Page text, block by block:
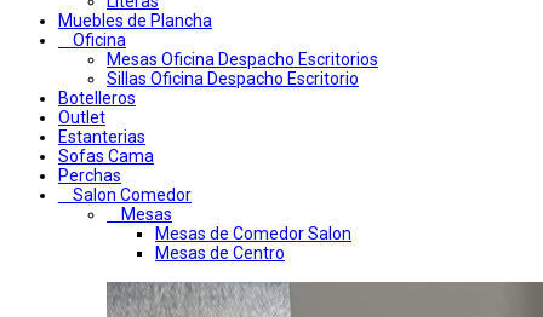
Muebles de Plancha
Oficina
Mesas Oficina Despacho Escritorios
Sillas Oficina Despacho Escritorio
Botelleros
Outlet
Estanterias
Sofas Cama
Perchas
Salon Comedor
Mesas
Mesas de Comedor Salon
Mesas de Centro